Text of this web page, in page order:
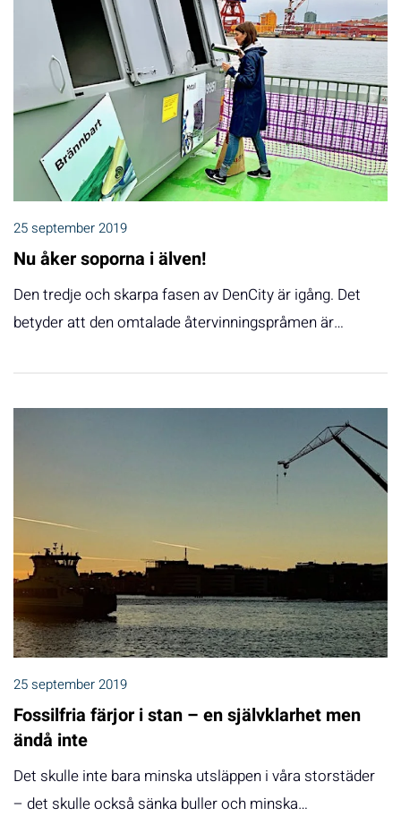
25 september 2019
Nu åker soporna i älven!
Den tredje och skarpa fasen av DenCity är igång. Det
betyder att den omtalade återvinningspråmen är…
25 september 2019
Fossilfria färjor i stan – en självklarhet men
ändå inte
Det skulle inte bara minska utsläppen i våra storstäder
– det skulle också sänka buller och minska…